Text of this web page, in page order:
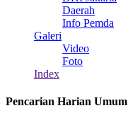
Daerah
Info Pemda
Galeri
Video
Foto
Index
Pencarian Harian Umum